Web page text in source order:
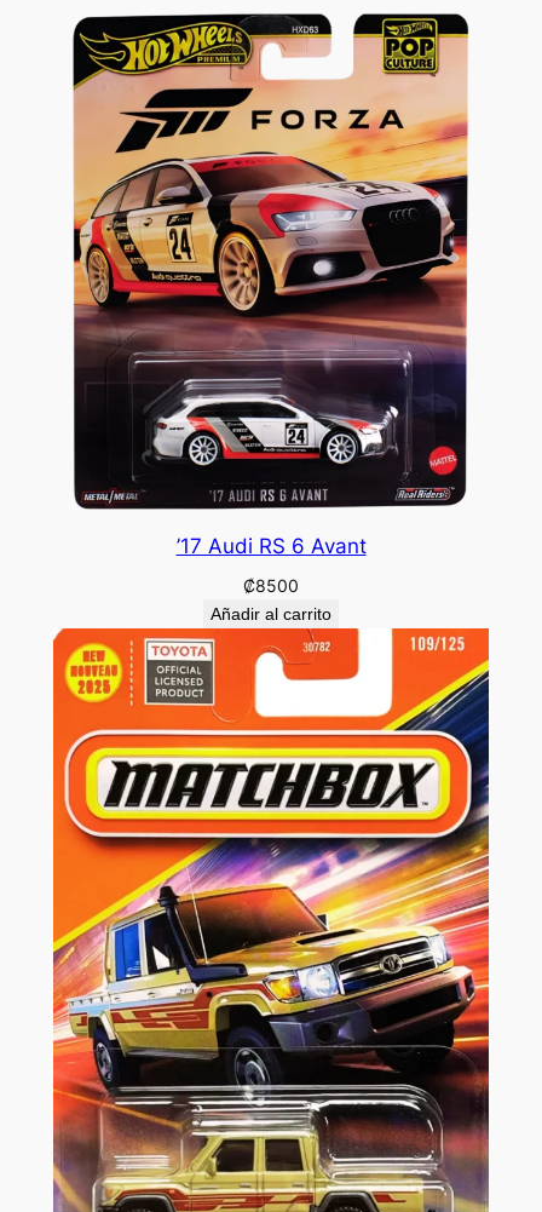
’17 Audi RS 6 Avant
₡8500
Añadir al carrito